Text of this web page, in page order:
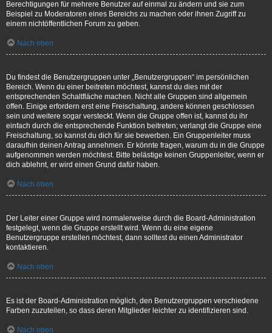
Berechtigungen für mehrere Benutzer auf einmal zu ändern und sie zum
Beispiel zu Moderatoren eines Bereichs zu machen oder ihnen Zugriff zu
einem nichtöffentlichen Forum zu geben.
Nach oben
Du findest die Benutzergruppen unter „Benutzergruppen“ im persönlichen
Bereich. Wenn du einer beitreten möchtest, kannst du dies mit der
entsprechenden Schaltfläche machen. Nicht alle Gruppen sind allgemein
offen. Einige erfordern erst eine Freischaltung, andere können geschlossen
sein und weitere sogar versteckt. Wenn die Gruppe offen ist, kannst du ihr
einfach durch die entsprechende Funktion beitreten; verlangt die Gruppe eine
Freischaltung, so kannst du dich für sie bewerben. Ein Gruppenleiter muss
daraufhin deinen Antrag annehmen. Er könnte fragen, warum du in die Gruppe
aufgenommen werden möchtest. Bitte belästige keinen Gruppenleiter, wenn er
dich ablehnt, er wird einen Grund dafür haben.
Nach oben
Der Leiter einer Gruppe wird normalerweise durch die Board-Administration
festgelegt, wenn die Gruppe erstellt wird. Wenn du eine eigene
Benutzergruppe erstellen möchtest, dann solltest du einen Administrator
kontaktieren.
Nach oben
Es ist der Board-Administration möglich, den Benutzergruppen verschiedene
Farben zuzuteilen, so dass deren Mitglieder leichter zu identifizieren sind.
Nach oben